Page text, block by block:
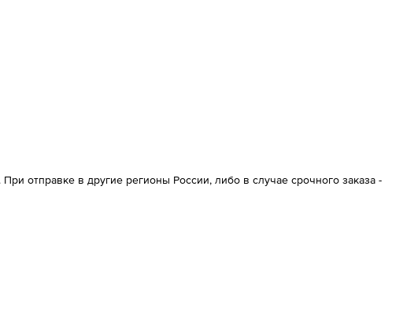
отправке в другие регионы России, либо в случае срочного заказа -